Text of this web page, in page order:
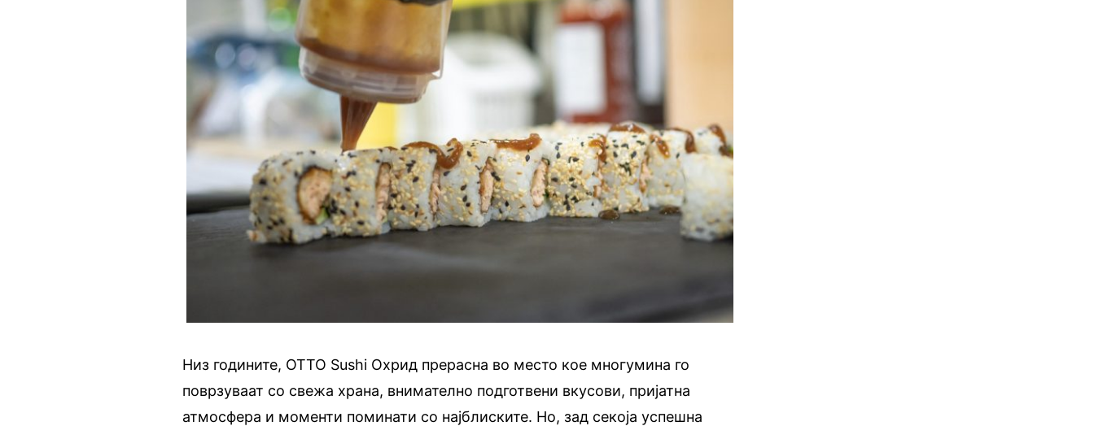
Низ годините, OTTO Sushi Охрид прерасна во место кое многумина го
поврзуваат со свежа храна, внимателно подготвени вкусови, пријатна
атмосфера и моменти поминати со најблиските. Но, зад секоја успешна